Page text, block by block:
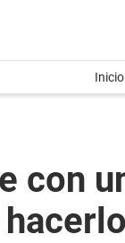
Inicio
con